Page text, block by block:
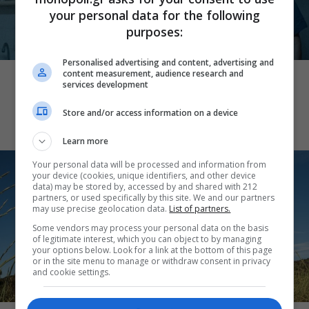
«Θάλασσα από γυαλί»: Παγκόσμια
πρεμιέρα για τη νέα ταινία του Αλέξη
Αλεξίου
CINE NEWS
your personal data for the following
purposes:
Personalised advertising and content, advertising and
content measurement, audience research and
services development
Store and/or access information on a device
Learn more
Your personal data will be processed and information from
your device (cookies, unique identifiers, and other device
data) may be stored by, accessed by and shared with 212
partners, or used specifically by this site. We and our partners
may use precise geolocation data. List of partners.
Some vendors may process your personal data on the basis
of legitimate interest, which you can object to by managing
your options below. Look for a link at the bottom of this page
or in the site menu to manage or withdraw consent in privacy
and cookie settings.